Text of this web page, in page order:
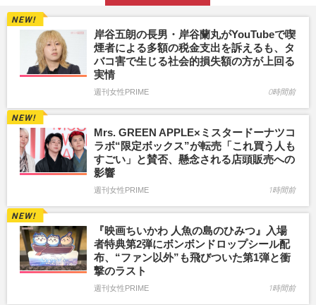
岸谷五朗の長男・岸谷蘭丸がYouTubeで喫
煙者による多額の税金支出を訴えるも、タ
バコ害で生じる社会的損失額の方が上回る
実情
週刊女性PRIME 0時間前
Mrs. GREEN APPLE×ミスタードーナツコ
ラボ“限定ボックス”が転売「これ買う人も
すごい」と賛否、懸念される店頭販売への
影響
週刊女性PRIME 1時間前
『映画ちいかわ 人魚の島のひみつ』入場
者特典第2弾にボンボンドロップシール配
布、“ファン以外”も飛びついた第1弾と衝
撃のラスト
週刊女性PRIME 1時間前